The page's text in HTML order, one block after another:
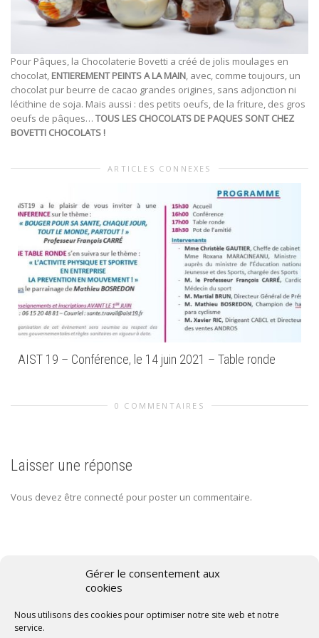
Gérer le consentement aux
cookies
Nous utilisons des cookies pour optimiser notre site web et notre
service.
Pour Pâques, la Chocolaterie Bovetti a créé de jolis moulages en
chocolat, ENTIEREMENT PEINTS A LA MAIN, avec, comme toujours, un
chocolat pur beurre de cacao grandes origines, sans adjonction ni
lécithine de soja. Mais aussi : des petits oeufs, de la friture, des gros
oeufs de pâques… TOUS LES CHOCOLATS DE PAQUES SONT CHEZ
BOVETTI CHOCOLATS !
ARTICLES CONNEXES
AIST 19 – Conférence, le 14 juin 2021 – Table ronde
0 COMMENTAIRES
Laisser une réponse
Vous devez être connecté pour poster un commentaire.
Politique de confidentialité
Politique de cookies